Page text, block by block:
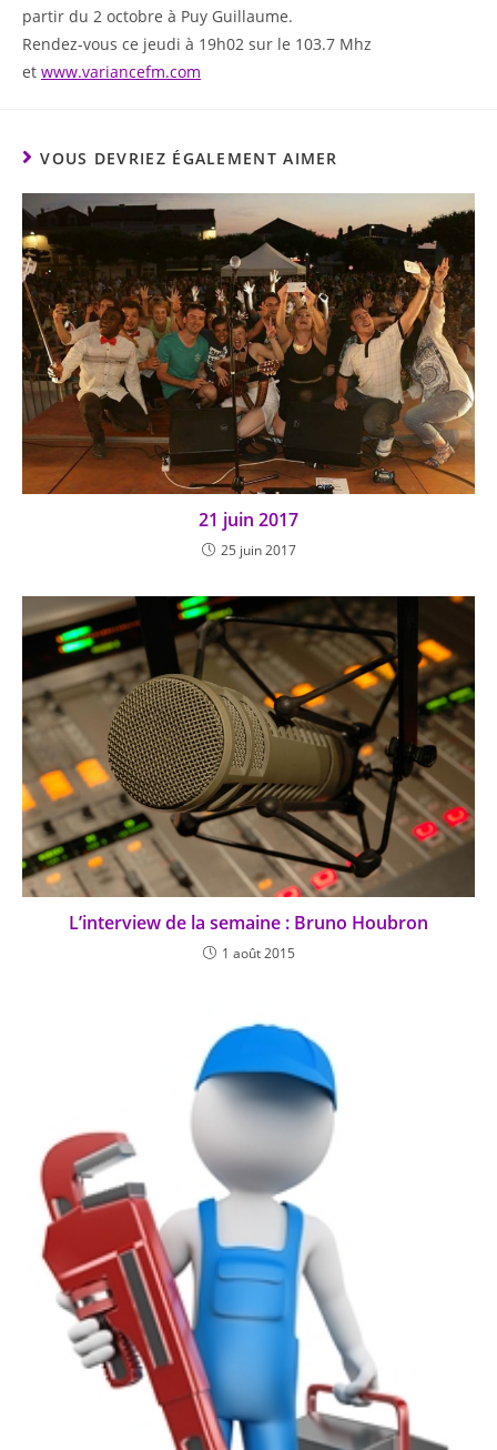
partir du 2 octobre à Puy Guillaume.
Rendez-vous ce jeudi à 19h02 sur le 103.7 Mhz
et www.variancefm.com
VOUS DEVRIEZ ÉGALEMENT AIMER
21 juin 2017
25 juin 2017
L’interview de la semaine : Bruno Houbron
1 août 2015